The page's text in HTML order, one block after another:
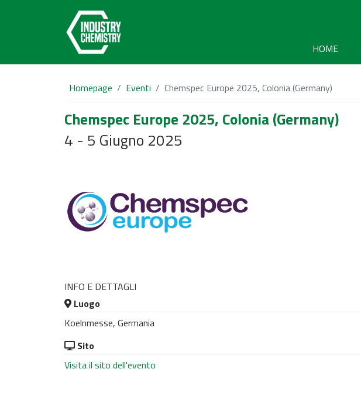
HOME
Homepage Eventi Chemspec Europe 2025, Colonia (Germany)
Chemspec Europe 2025, Colonia (Germany)
4 - 5 Giugno 2025
INFO E DETTAGLI
Luogo
Koelnmesse, Germania
Sito
Visita il sito dell'evento